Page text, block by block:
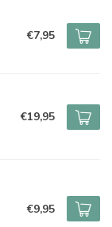
€7,95
€19,95
€9,95